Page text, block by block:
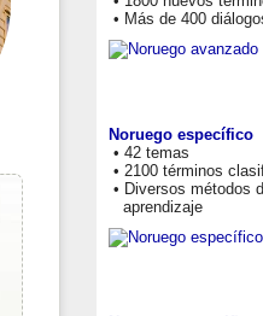
• Más de 400
Noruego específico
• 42 temas
• 2100 términos
• Diversos métodos
aprendizaje